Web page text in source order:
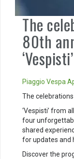
The
80th
Piaggio Vespa
The celebrations
‘Vespisti’ from
four
shared
for updates and
Discover the